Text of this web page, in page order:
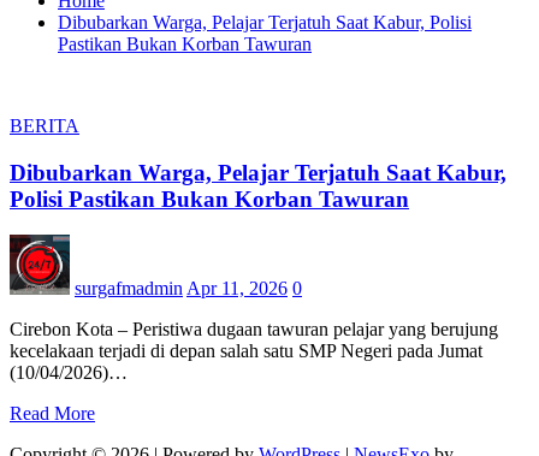
Dibubarkan Warga, Pelajar Terjatuh Saat Kabur, Polisi
Pastikan Bukan Korban Tawuran
BERITA
Dibubarkan Warga, Pelajar Terjatuh Saat Kabur,
Polisi Pastikan Bukan Korban Tawuran
surgafmadmin Apr 11, 2026 0
Cirebon Kota – Peristiwa dugaan tawuran pelajar yang berujung
kecelakaan terjadi di depan salah satu SMP Negeri pada Jumat
(10/04/2026)…
Read More